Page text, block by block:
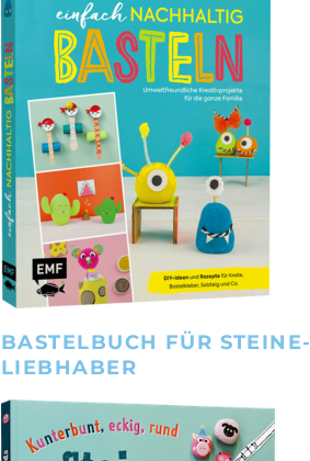
BASTELBUCH FÜR STEINE-
LIEBHABER